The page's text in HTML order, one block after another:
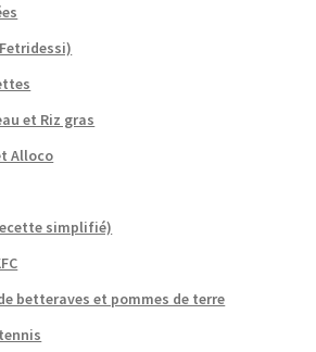
et Riz gras
Alloco
simplifié)
betteraves et pommes de terre